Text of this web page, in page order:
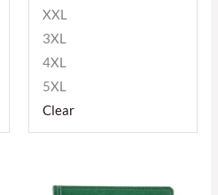
XXL
3XL
4XL
5XL
Clear